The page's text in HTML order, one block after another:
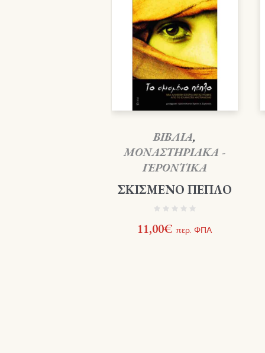
ΒΙΒΛΙΑ,
ΜΟΝΑΣΤΗΡΙΑΚΑ -
ΓΕΡΟΝΤΙΚΑ
ΣΚΙΣΜΕΝΟ ΠΕΠΛΟ
11,00€ περ. ΦΠΑ